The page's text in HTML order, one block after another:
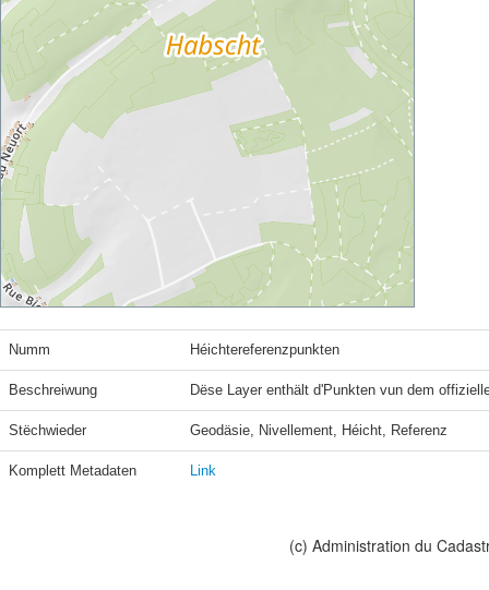
Numm Héichtereferenzpunkten
Beschreiwung Dëse Layer enthält d'Punkten vun dem
Stëchwieder Geodäsie, Nivellement, Héicht, Referenz
Komplett Metadaten Link
(c) Administration du